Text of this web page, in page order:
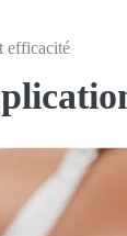
efficacité